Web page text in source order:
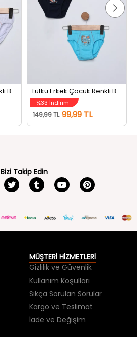
Tutku Erkek Çocuk Renkli Baskılı Üçlü Külot (renkler Ve Baskılar Farklı Gelebilir.) Gri Tutku Erkek Çocuk Renkli Baskılı Üçlü Külot (renkler Ve Baskılar Farklı Gelebilir.) Mavi
%33 İndirim
149,99 TL 99,99 TL
Bizi Takip Edin
MÜŞTERİ HİZMETLERİ
Gizlilik ve Güvenlik
Kullanım Koşulları
Sıkça Sorulan Sorular
Kargo ve Teslimat
İade ve Değişim